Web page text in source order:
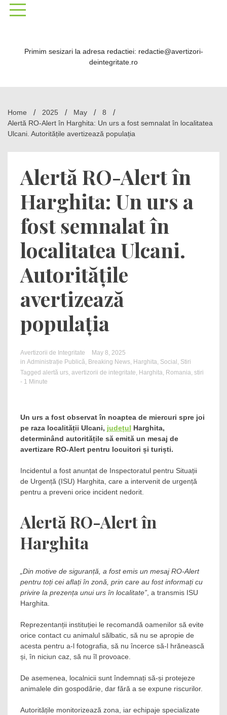
Skip
Primim sesizari la adresa redactiei: redactie@avertizori-
deintegritate.ro
Home 2025 May
8
Alertă RO-Alert în Harghita: Un urs a fost semnalat în localitatea
Ulcani. Autoritățile avertizează populația
Alertă RO-Alert în
Harghita: Un urs a
fost semnalat în
localitatea Ulcani.
Autoritățile
avertizează
populația
Avertizorii de Integritate
May 8, 2025
in Administrație Publică, Breaking News, Harghita, Social , Stiri
Tagged alertă urs, avertizorii de integritate, Harghita, Romania, stiri
- 1 Minute
Un urs a fost observat în noaptea de miercuri spre joi
pe raza localității Ulcani, județul Harghita,
determinând autoritățile să emită un mesaj de
avertizare RO-Alert pentru locuitori și turiști.
Incidentul a fost anunțat de Inspectoratul pentru Situații
de Urgență (ISU) Harghita, care a intervenit de urgență
pentru a preveni orice incident nedorit.
Alertă RO-Alert în
Harghita
„Din motive de siguranță, a fost emis un mesaj RO-Alert
pentru toți cei aflați în zonă, prin care au fost informați cu
privire la prezența unui urs în localitate” , a transmis ISU
Harghita.
Reprezentanții instituției le recomandă oamenilor să evite
orice contact cu animalul sălbatic, să nu se apropie de
acesta pentru a-l fotografia, să nu încerce să-l hrănească
și, în niciun caz, să nu îl provoace.
De asemenea, localnicii sunt îndemnați să-și protejeze
animalele din gospodărie, dar fără a se expune riscurilor.
Autoritățile monitorizează zona, iar echipaje specializate